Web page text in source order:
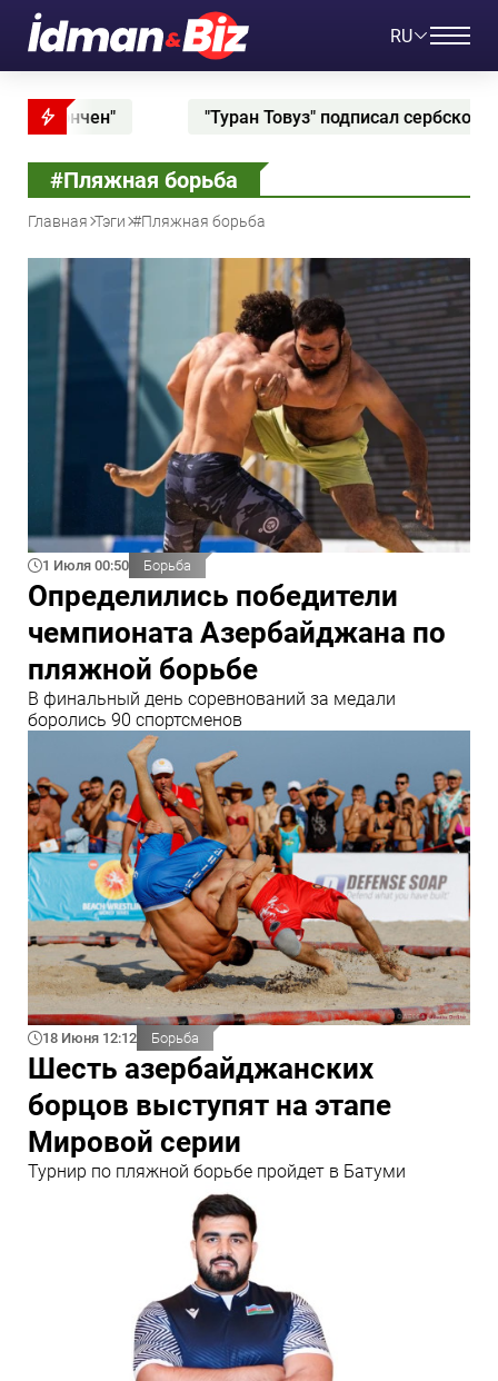
RU
Товуз" подписал сербского защитника - ФОТО
#Пляжная борьба
Главная Тэги #Пляжная борьба
1 Июля 00:50 Борьба
Определились победители
чемпионата Азербайджана по
пляжной борьбе
В финальный день соревнований за медали
боролись 90 спортсменов
18 Июня 12:12 Борьба
Шесть азербайджанских
борцов выступят на этапе
Мировой серии
Турнир по пляжной борьбе пройдет в Батуми